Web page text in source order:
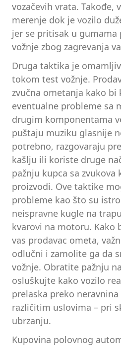
vozačevih vrata. Takođe,
merenje dok je vozilo
jer se pritisak u gumama
vožnje zbog zagrevanja
Druga taktika je
tokom test vožnje.
zvučna ometanja kako bi
eventualne probleme sa
drugim komponentama
puštaju muziku glasnije
potrebno, razgovaraju
kašlju ili koriste druge
pažnju kupca sa
proizvodi. Ove taktike
probleme kao što su
neispravne kugle na
kvarovi na motoru. Kako
vas prodavac ometa,
odlučni i zamolite ga da
vožnje. Obratite pažnju
osluškujte kako vozilo
prelaska preko
različitim uslovima – pri
ubrzanju.
Kupovina polovnog